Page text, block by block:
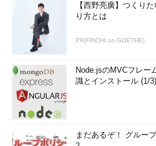
【西野亮廣】つくり
り方とは
PR(FINCHI on GOETHE)
Node.jsのMVCフレー
識とインストール (1/3)
まだあるぞ！ グルー